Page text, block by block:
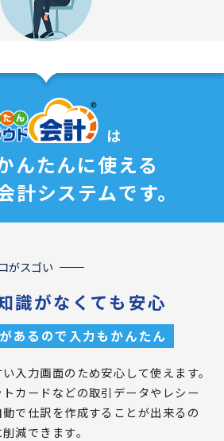
は
んたんに使える
計システムです。
がスゴい
識がなくても安心
あるので入力もかんたん
入力画面のため安心して使えます。
カードなどの取引データやレシー
で仕訳を作成することが出来るの
減できます。